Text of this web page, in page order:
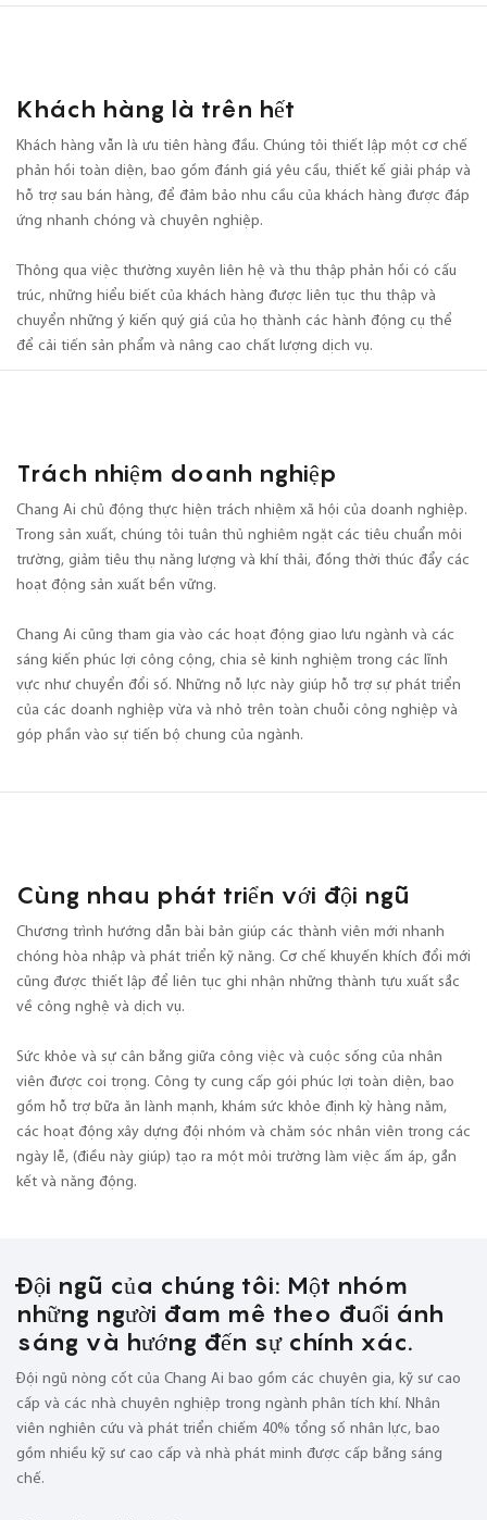
Khách hàng là trên hết
Khách hàng vẫn là ưu tiên hàng đầu. Chúng tôi thiết lập một cơ chế
phản hồi toàn diện, bao gồm đánh giá yêu cầu, thiết kế giải pháp và
hỗ trợ sau bán hàng, để đảm bảo nhu cầu của khách hàng được đáp
ứng nhanh chóng và chuyên nghiệp.
Thông qua việc thường xuyên liên hệ và thu thập phản hồi có cấu
trúc, những hiểu biết của khách hàng được liên tục thu thập và
chuyển những ý kiến ​​quý giá của họ thành các hành động cụ thể
để cải tiến sản phẩm và nâng cao chất lượng dịch vụ.
Trách nhiệm doanh nghiệp
Chang Ai chủ động thực hiện trách nhiệm xã hội của doanh nghiệp.
Trong sản xuất, chúng tôi tuân thủ nghiêm ngặt các tiêu chuẩn môi
trường, giảm tiêu thụ năng lượng và khí thải, đồng thời thúc đẩy các
hoạt động sản xuất bền vững.
Chang Ai cũng tham gia vào các hoạt động giao lưu ngành và các
sáng kiến ​​phúc lợi công cộng, chia sẻ kinh nghiệm trong các lĩnh
vực như chuyển đổi số. Những nỗ lực này giúp hỗ trợ sự phát triển
của các doanh nghiệp vừa và nhỏ trên toàn chuỗi công nghiệp và
góp phần vào sự tiến bộ chung của ngành.
Cùng nhau phát triển với đội ngũ
Chương trình hướng dẫn bài bản giúp các thành viên mới nhanh
chóng hòa nhập và phát triển kỹ năng. Cơ chế khuyến khích đổi mới
cũng được thiết lập để liên tục ghi nhận những thành tựu xuất sắc
về công nghệ và dịch vụ.
Sức khỏe và sự cân bằng giữa công việc và cuộc sống của nhân
viên được coi trọng. Công ty cung cấp gói phúc lợi toàn diện, bao
gồm hỗ trợ bữa ăn lành mạnh, khám sức khỏe định kỳ hàng năm,
các hoạt động xây dựng đội nhóm và chăm sóc nhân viên trong các
ngày lễ, (điều này giúp) tạo ra một môi trường làm việc ấm áp, gắn
kết và năng động.
Đội ngũ của chúng tôi: Một nhóm
những người đam mê theo đuổi ánh
sáng và hướng đến sự chính xác.
Đội ngũ nòng cốt của Chang Ai bao gồm các chuyên gia, kỹ sư cao
cấp và các nhà chuyên nghiệp trong ngành phân tích khí. Nhân
viên nghiên cứu và phát triển chiếm 40% tổng số nhân lực, bao
gồm nhiều kỹ sư cao cấp và nhà phát minh được cấp bằng sáng
chế.